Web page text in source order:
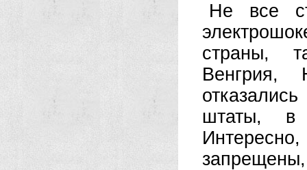
Не все
страны,
Венгрия,
штаты, в
запрещены,